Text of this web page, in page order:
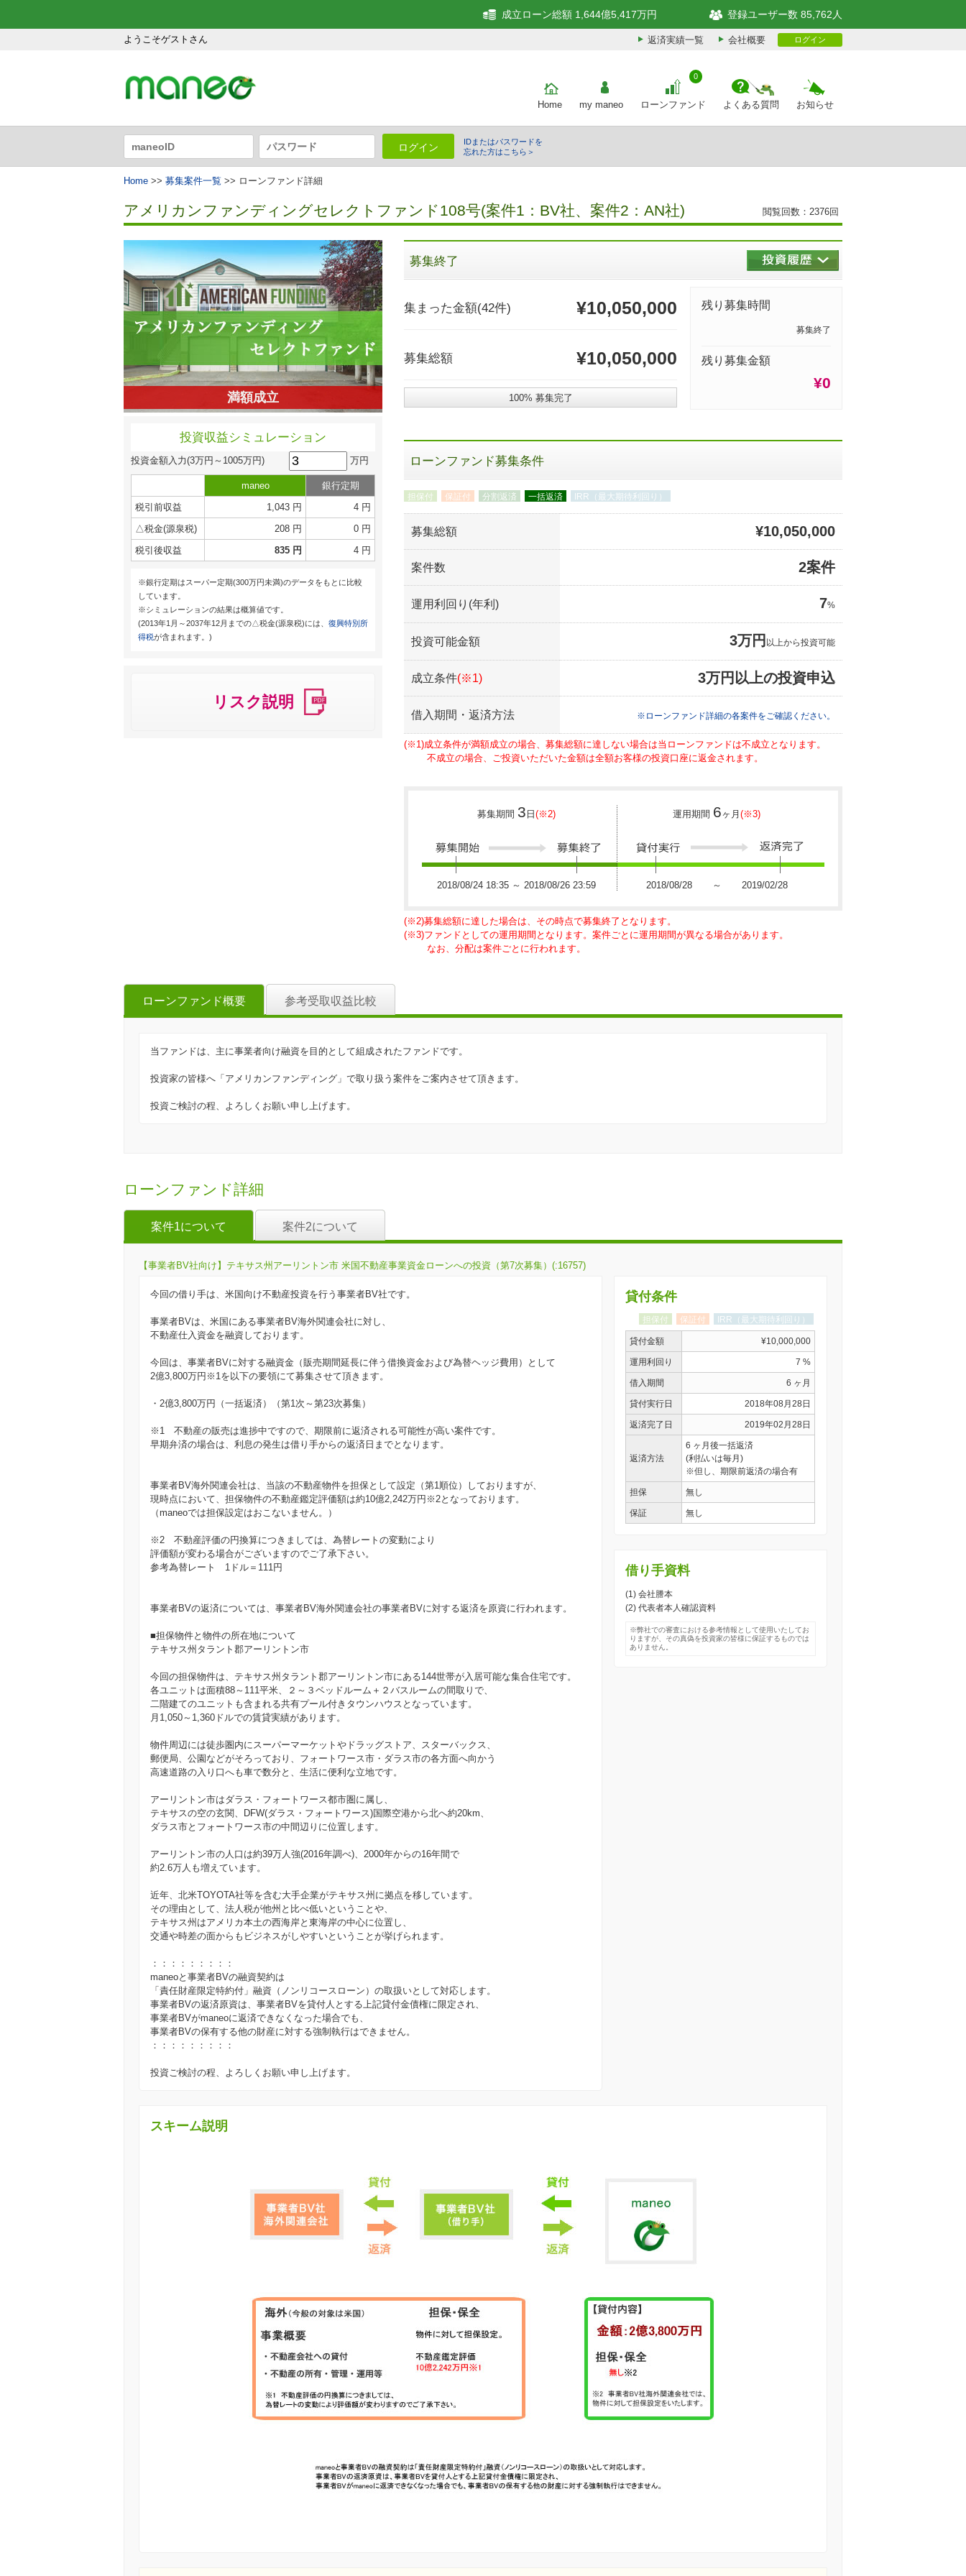
ようこそゲストさん
成立ローン総額 1,644億5,417万円 登録ユーザー数 85,762人
返済実績一覧 会社概要 ログイン
Home my maneo ローンファンド
0
よくある質問 お知らせ
ログイン
IDまたはパスワードを
忘れた方はこちら＞
Home >> 募集案件一覧 >> ローンファンド詳細
アメリカンファンディングセレクトファンド108号(案件1：BV社、案件2：AN社) 閲覧回数：2376回
満額成立
投資収益シミュレーション
投資金額入力(3万円～1005万円) 万円
maneo
銀行定期
税引前収益
1,043 円
4 円
△税金(源泉税)
208 円
0 円
税引後収益
835 円 4 円
※銀行定期はスーパー定期(300万円未満)のデータをもとに比較
しています。
※シミュレーションの結果は概算値です。
(2013年1月～2037年12月までの△税金(源泉税)には、 復興特別所
得税が含まれます。)
リスク説明
募集終了
集まった金額(42件) ¥10,050,000
募集総額 ¥10,050,000
100% 募集完了
残り募集時間
募集終了
残り募集金額
¥0
ローンファンド募集条件
担保付 保証付 分割返済 一括返済 IRR（最大期待利回り）
募集総額 ¥10,050,000
案件数 2案件
運用利回り(年利) 7%
投資可能金額 3万円 以上から投資可能
成立条件(※1) 3万円以上の投資申込
借入期間・返済方法 ※ローンファンド詳細の各案件をご確認ください。
(※1)成立条件が満額成立の場合、募集総額に達しない場合は当ローンファンドは不成立となります。
不成立の場合、ご投資いただいた金額は全額お客様の投資口座に返金されます。
募集期間 3 日(※2) 運用期間 6ヶ月 (※3)
2018/08/24 18:35 ～ 2018/08/26 23:59 2018/08/28 ～ 2019/02/28
(※2)募集総額に達した場合は、その時点で募集終了となります。
(※3)ファンドとしての運用期間となります。案件ごとに運用期間が異なる場合があります。
なお、分配は案件ごとに行われます。
ローンファンド概要 参考受取収益比較
当ファンドは、主に事業者向け融資を目的として組成されたファンドです。
投資家の皆様へ「アメリカンファンディング」で取り扱う案件をご案内させて頂きます。
投資ご検討の程、よろしくお願い申し上げます。
ローンファンド詳細
案件1について 案件2について
【事業者BV社向け】テキサス州アーリントン市 米国不動産事業資金ローンへの投資（第7次募集）(:16757)
今回の借り手は、米国向け不動産投資を行う事業者BV社です。
事業者BVは、米国にある事業者BV海外関連会社に対し、
不動産仕入資金を融資しております。
今回は、事業者BVに対する融資金（販売期間延長に伴う借換資金および為替ヘッジ費用）として
2億3,800万円※1を以下の要領にて募集させて頂きます。
・2億3,800万円（一括返済）（第1次～第23次募集）
※1 不動産の販売は進捗中ですので、期限前に返済される可能性が高い案件です。
早期弁済の場合は、利息の発生は借り手からの返済日までとなります。
事業者BV海外関連会社は、当該の不動産物件を担保として設定（第1順位）しておりますが、
現時点において、担保物件の不動産鑑定評価額は約10億2,242万円※2となっております。
（maneoでは担保設定はおこないません。）
※2 不動産評価の円換算につきましては、為替レートの変動により
評価額が変わる場合がございますのでご了承下さい。
参考為替レート 1ドル＝111円
事業者BVの返済については、事業者BV海外関連会社の事業者BVに対する返済を原資に行われます。
■担保物件と物件の所在地について
テキサス州タラント郡アーリントン市
今回の担保物件は、テキサス州タラント郡アーリントン市にある144世帯が入居可能な集合住宅です。
各ユニットは面積88～111平米、２～３ベッドルーム＋２バスルームの間取りで、
二階建てのユニットも含まれる共有プール付きタウンハウスとなっています。
月1,050～1,360ドルでの賃貸実績があります。
物件周辺には徒歩圏内にスーパーマーケットやドラッグストア、スターバックス、
郵便局、公園などがそろっており、フォートワース市・ダラス市の各方面へ向かう
高速道路の入り口へも車で数分と、生活に便利な立地です。
アーリントン市はダラス・フォートワース都市圏に属し、
テキサスの空の玄関、DFW(ダラス・フォートワース)国際空港から北へ約20km、
ダラス市とフォートワース市の中間辺りに位置します。
アーリントン市の人口は約39万人強(2016年調べ)、2000年からの16年間で
約2.6万人も増えています。
近年、北米TOYOTA社等を含む大手企業がテキサス州に拠点を移しています。
その理由として、法人税が他州と比べ低いということや、
テキサス州はアメリカ本土の西海岸と東海岸の中心に位置し、
交通や時差の面からもビジネスがしやすいということが挙げられます。
：：：：：：：：：
maneoと事業者BVの融資契約は
「責任財産限定特約付」融資（ノンリコースローン）の取扱いとして対応します。
事業者BVの返済原資は、事業者BVを貸付人とする上記貸付金債権に限定され、
事業者BVがmaneoに返済できなくなった場合でも、
事業者BVの保有する他の財産に対する強制執行はできません。
：：：：：：：：：
投資ご検討の程、よろしくお願い申し上げます。
貸付条件
担保付 保証付 IRR（最大期待利回り）
貸付金額 ¥10,000,000
運用利回り 7 %
借入期間 6 ヶ月
貸付実行日 2018年08月28日
返済完了日 2019年02月28日
返済方法
6 ヶ月後一括返済
(利払いは毎月)
※但し、期限前返済の場合有
担保 無し
保証 無し
借り手資料
(1) 会社謄本
(2) 代表者本人確認資料
※弊社での審査における参考情報として使用いたしてお
りますが、その真偽を投資家の皆様に保証するものでは
ありません。
スキーム説明